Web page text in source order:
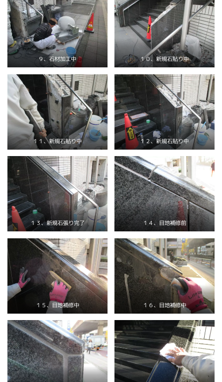
９、石材加工中 １０、新規石貼り中
１１、新規石貼り中 １２、新規石貼り中
１３、新規石張り完了 １４、目地補修前
１５、目地補修中 １６、目地補修中